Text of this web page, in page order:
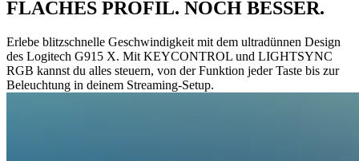
FLACHES PROFIL. NOCH BESSER.
Erlebe blitzschnelle Geschwindigkeit mit dem ultradünnen Design
des Logitech G915 X. Mit KEYCONTROL und LIGHTSYNC
RGB kannst du alles steuern, von der Funktion jeder Taste bis zur
Beleuchtung in deinem Streaming-Setup.